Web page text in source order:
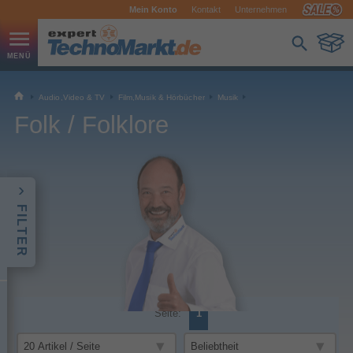
Mein Konto Kontakt Unternehmen
FILTER
Audio,Video & TV Film,Musik & Hörbücher Musik
Folk / Folklore
Seite: 1